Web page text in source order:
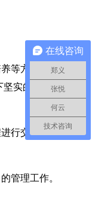
等方式实现
坚实的人力资
行交叉管理,
管理工作。
在线咨询
郑义
张悦
何云
技术咨询